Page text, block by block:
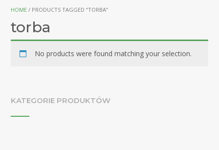
HOME / PRODUCTS TAGGED “TORBA”
torba
No products were found matching your selection.
KATEGORIE PRODUKTÓW